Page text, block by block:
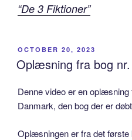
“De 3 Fiktioner”
POSTED
ON
OCTOBER 20, 2023
Oplæsning fra bog nr.
Denne video er en oplæsning
Danmark, den bog der er
Oplæsningen er fra det første